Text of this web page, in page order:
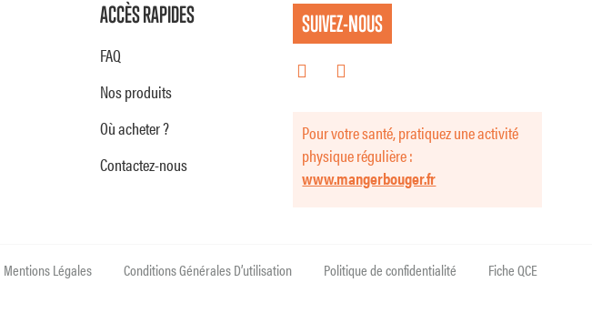
ACCÈS RAPIDES
FAQ
Nos produits
Où acheter ?
Contactez-nous
SUIVEZ-NOUS
Pour votre santé, pratiquez une activité
physique régulière :
www.mangerbouger.fr
Mentions Légales Conditions Générales D’utilisation Politique de confidentialité Fiche QCE